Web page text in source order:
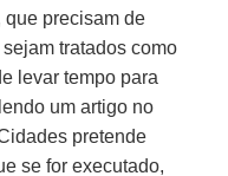
que precisam de
tratados como
levar tempo para
um artigo no
pretende
se for executado,